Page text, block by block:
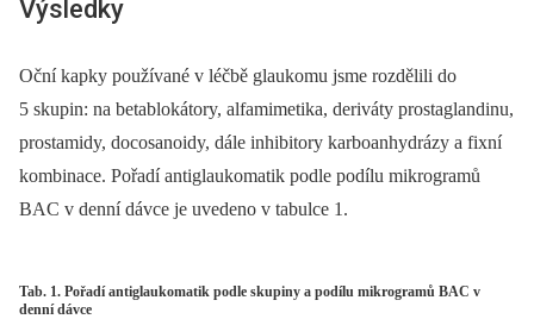
Výsledky
Oční kapky používané v léčbě glaukomu jsme rozdělili do
5 skupin: na betablokátory, alfamimetika, deriváty prostaglandinu,
prostamidy, docosanoidy, dále inhibitory karboanhydrázy a fixní
kombinace. Pořadí antiglaukomatik podle podílu mikrogramů
BAC v denní dávce je uvedeno v tabulce 1.
Tab. 1. Pořadí antiglaukomatik podle skupiny a podílu mikrogramů BAC v
denní dávce